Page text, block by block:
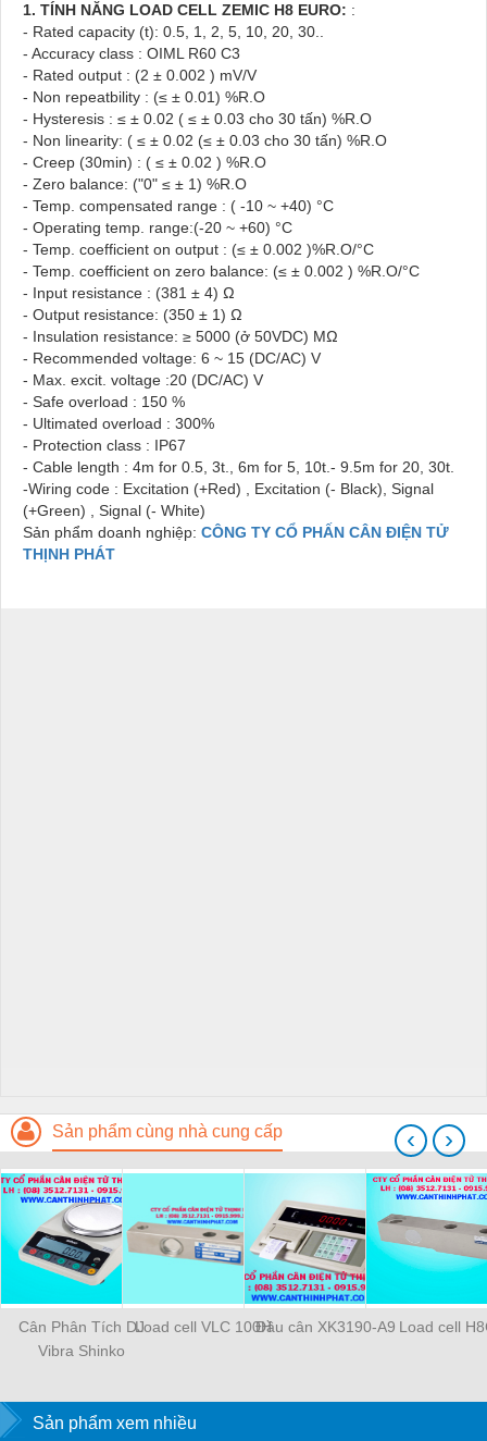
1. TÍNH NĂNG LOAD CELL ZEMIC H8 EURO: :
- Rated capacity (t): 0.5, 1, 2, 5, 10, 20, 30..
- Accuracy class : OIML R60 C3
- Rated output : (2 ± 0.002 ) mV/V
- Non repeatbility : (≤ ± 0.01) %R.O
- Hysteresis : ≤ ± 0.02 ( ≤ ± 0.03 cho 30 tấn) %R.O
- Non linearity: ( ≤ ± 0.02 (≤ ± 0.03 cho 30 tấn) %R.O
- Creep (30min) : ( ≤ ± 0.02 ) %R.O
- Zero balance: ("0" ≤ ± 1) %R.O
- Temp. compensated range : ( -10 ~ +40) °C
- Operating temp. range:(-20 ~ +60) °C
- Temp. coefficient on output : (≤ ± 0.002 )%R.O/°C
- Temp. coefficient on zero balance: (≤ ± 0.002 ) %R.O/°C
- Input resistance : (381 ± 4) Ω
- Output resistance: (350 ± 1) Ω
- Insulation resistance: ≥ 5000 (ở 50VDC) MΩ
- Recommended voltage: 6 ~ 15 (DC/AC) V
- Max. excit. voltage :20 (DC/AC) V
- Safe overload : 150 %
- Ultimated overload : 300%
- Protection class : IP67
- Cable length : 4m for 0.5, 3t., 6m for 5, 10t.- 9.5m for 20, 30t.
-Wiring code : Excitation (+Red) , Excitation (- Black), Signal
(+Green) , Signal (- White)
Sản phẩm doanh nghiệp: CÔNG TY CỔ PHẤN CÂN ĐIỆN TỬ
THỊNH PHÁT
Sản phẩm cùng nhà cung cấp
Cân Phân Tích DJ
Vibra Shinko
Load cell VLC 100HĐầu cân XK3190-A9 Load cell
‹ ›
Sản phẩm xem nhiều